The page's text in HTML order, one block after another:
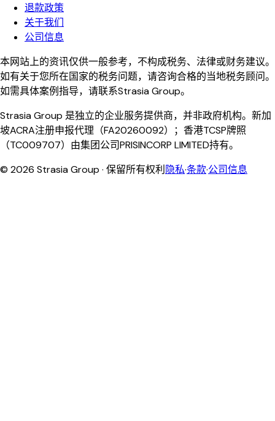
退款政策
关于我们
公司信息
本网站上的资讯仅供一般参考，不构成税务、法律或财务建议。
如有关于您所在国家的税务问题，请咨询合格的当地税务顾问。
如需具体案例指导，请联系Strasia Group。
Strasia Group 是独立的企业服务提供商，并非政府机构。新加
坡ACRA注册申报代理（FA20260092）；香港TCSP牌照
（TC009707）由集团公司PRISINCORP LIMITED持有。
© 2026 Strasia Group · 保留所有权利 隐私·条款·公司信息